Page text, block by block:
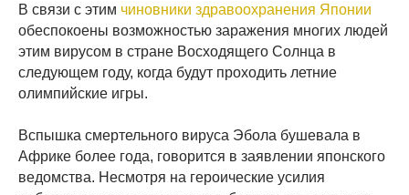
В связи с этим чиновники здравоохранения Японии
обеспокоены возможностью заражения многих людей
этим вирусом в стране Восходящего Солнца в
следующем году, когда будут проходить летние
олимпийские игры.
Вспышка смертельного вируса Эбола бушевала в
Африке более года, говорится в заявлении японского
ведомства. Несмотря на героические усилия